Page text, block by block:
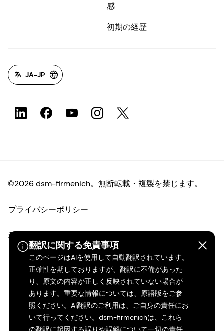
翻訳に関する免責事項
このページはAIを使用して自動翻訳されています。
正確性を期しておりますが、翻訳に不備があった
り、原文の内容が正しく反映されていない場合が
あります。重要な情報については、原語版をご参
照ください。AI翻訳のご利用は、ご自身の責任にお
いて行ってください。dsm-firmenichは、これら
感
初期の経歴
JA-JP
©2026 dsm-firmenich。無断転載・複製を禁じます。
プライバシーポリシー
利用規約
ご利用条件
カリフォルニアの透明性
アクセシビリティ・ステートメント